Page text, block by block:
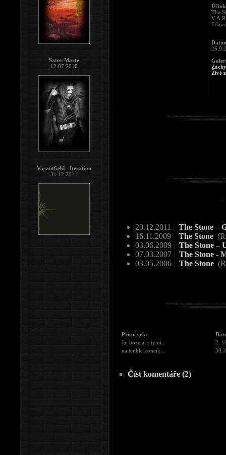
The
Edain
Živé
20.12.2011 | The Stone –
16.11.2009 | The Stone
03.06.2009 | The Stone –
07.03.2007 | The Stone -
03.05.2006 | The Stone
Příspěvek:
Jaj boze aj s tymi...
2.
na tenhle koncík...
30.
Číst komentáře (2)
Sator Marte
12.07.2010
Vacantfield - Iteration
31.12.2011